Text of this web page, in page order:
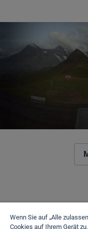
Wenn Sie auf „Alle
Cookies auf Ihrem Gerät